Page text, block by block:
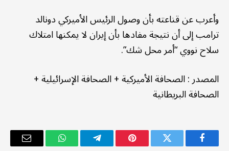
وأعرب عن قناعته بأن وصول الرئيس الأميركي دونالد
ترامب إلى أن نتيجة مفادها بأن إيران لا يمكنها امتلاك
سلاح نووي “أمر محل شك”.
المصدر:الصحافة الأميركية+الصحافة الإسرائيلية+
الصحافة البريطانية
فيسبوك تويتر بينتيريستتيلقرام واتساب
البريد